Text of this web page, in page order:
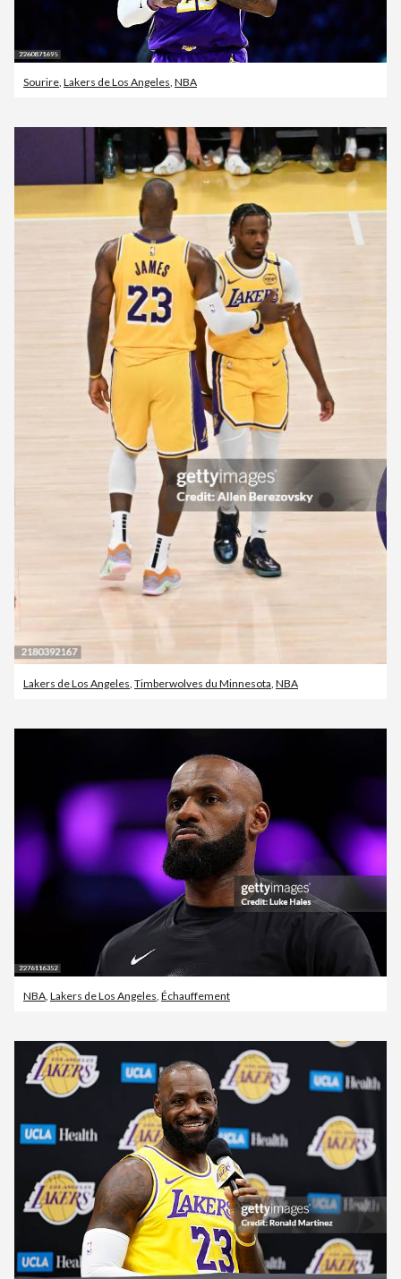
Sourire Lakers de Los Angeles NBA
Lakers de Los Angeles, Timberwolves du Minnesota, NBA
NBA, Lakers de Los Angeles, Échauffement